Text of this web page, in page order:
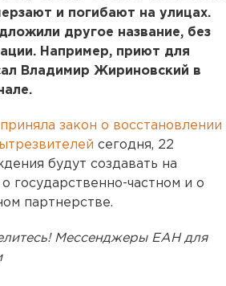
и погибают на улицах.
другое название, без
Например, приют для
Владимир Жириновский в
приняла закон о восстановлении
сегодня, 22
будут создавать на
государственно-частном и о
партнерстве.
Мессенджеры ЕАН для